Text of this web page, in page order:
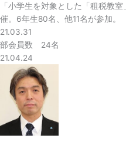
「小学生を対象とした「租税教
催。6年生80名、他11名が参加。
21.03.31
部会員数 24名
21.04.24